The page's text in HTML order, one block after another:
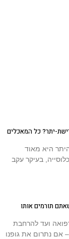
יתר? כל המאכלים
היא מאוד
בעיקר עקב
תורמים אותו
ועד להרחבת
אם נתרום את גופנו